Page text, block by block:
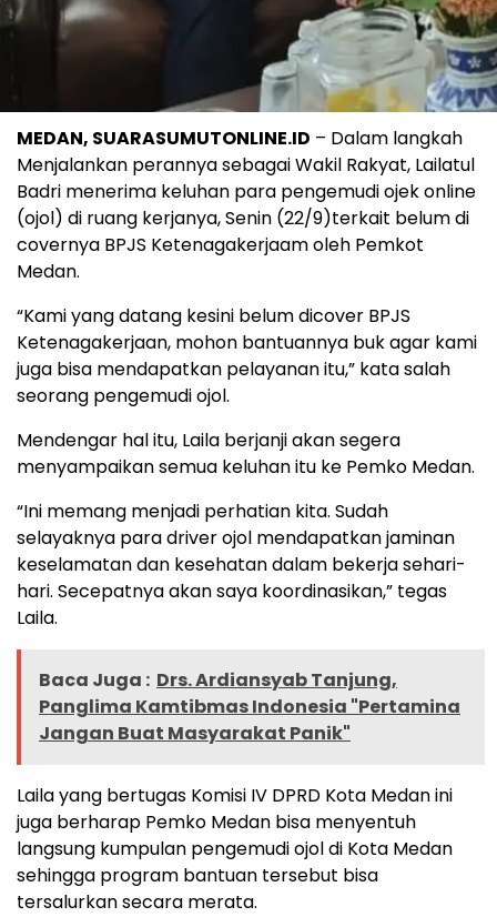
MEDAN, SUARASUMUTONLINE.ID – Dalam langkah
Menjalankan perannya sebagai Wakil Rakyat, Lailatul
Badri menerima keluhan para pengemudi ojek online
(ojol) di ruang kerjanya, Senin (22/9)terkait belum di
covernya BPJS Ketenagakerjaam oleh Pemkot
Medan.
“Kami yang datang kesini belum dicover BPJS
Ketenagakerjaan, mohon bantuannya buk agar kami
juga bisa mendapatkan pelayanan itu,” kata salah
seorang pengemudi ojol.
Mendengar hal itu, Laila berjanji akan segera
menyampaikan semua keluhan itu ke Pemko Medan.
“Ini memang menjadi perhatian kita. Sudah
selayaknya para driver ojol mendapatkan jaminan
keselamatan dan kesehatan dalam bekerja sehari-
hari. Secepatnya akan saya koordinasikan,” tegas
Laila.
Baca Juga : Drs. Ardiansyab Tanjung,
Panglima Kamtibmas Indonesia "Pertamina
Jangan Buat Masyarakat Panik"
Laila yang bertugas Komisi IV DPRD Kota Medan ini
juga berharap Pemko Medan bisa menyentuh
langsung kumpulan pengemudi ojol di Kota Medan
sehingga program bantuan tersebut bisa
tersalurkan secara merata.